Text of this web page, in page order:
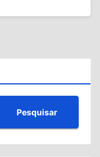
Pesquisar